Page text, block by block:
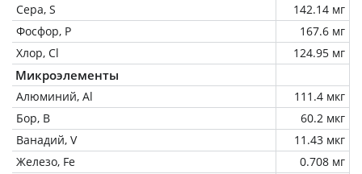
Сера, S
142.14 мг
Фосфор, P
167.6 мг
Хлор, Cl
124.95 мг
Микроэлементы
Алюминий, Al
111.4 мкг
Бор, B
60.2 мкг
Ванадий, V
11.43 мкг
Железо, Fe
0.708 мг